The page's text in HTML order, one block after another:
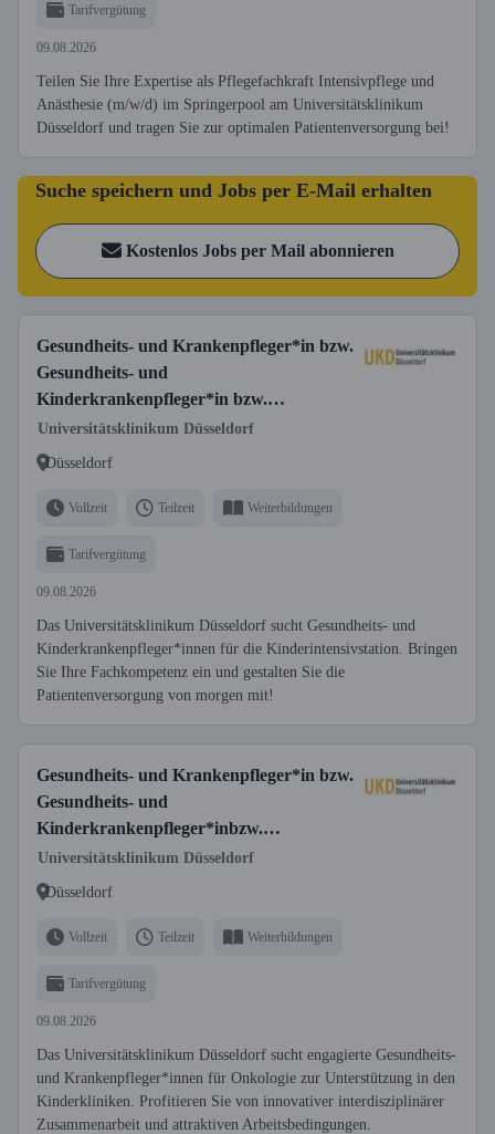
Tarifvergütung
09.08.2026
Teilen Sie Ihre Expertise als Pflegefachkraft Intensivpflege und
Anästhesie (m/w/d) im Springerpool am Universitätsklinikum
Düsseldorf und tragen Sie zur optimalen Patientenversorgung bei!
Suche speichern und Jobs per E-Mail erhalten
Kostenlos Jobs per Mail abonnieren
Gesundheits- und Krankenpfleger*in bzw.
Gesundheits- und
Kinderkrankenpfleger*in bzw.
Fachgesundheits- und Krankenpfleger*in
für Anästhesie und Intensivpflege bzw.
Kinderkrankenpfleger*in für Anästhesie
Universitätsklinikum Düsseldorf
Düsseldorf
Vollzeit Teilzeit Weiterbildungen
Tarifvergütung
09.08.2026
Das Universitätsklinikum Düsseldorf sucht Gesundheits- und
Kinderkrankenpfleger*innen für die Kinderintensivstation. Bringen
Sie Ihre Fachkompetenz ein und gestalten Sie die
Patientenversorgung von morgen mit!
Gesundheits- und Krankenpfleger*in bzw.
Gesundheits- und
Kinderkrankenpfleger*inbzw.
Fachgesundheits- und Krankenpfleger*in
für Onkologie bzw. Fachgesundheits- und
bzw. Pflegefachperson (m/w/d)
Universitätsklinikum Düsseldorf
Düsseldorf
Vollzeit Teilzeit Weiterbildungen
Tarifvergütung
09.08.2026
Das Universitätsklinikum Düsseldorf sucht engagierte Gesundheits-
und Krankenpfleger*innen für Onkologie zur Unterstützung in den
Kinderkliniken. Profitieren Sie von innovativer interdisziplinärer
Zusammenarbeit und attraktiven Arbeitsbedingungen.